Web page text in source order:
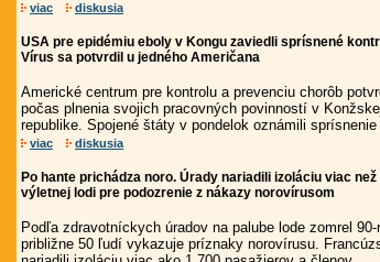
viac diskusia
USA pre epidémiu eboly v Kongu zaviedli sprísnené
Vírus sa potvrdil u jedného Američana
Americké centrum pre kontrolu a prevenciu chorôb
počas plnenia svojich pracovných povinností v
republike. Spojené štáty v pondelok oznámili sprísnenie
viac diskusia
Po hante prichádza noro. Úrady nariadili izoláciu viac než
výletnej lodi pre podozrenie z nákazy norovírusom
Podľa zdravotníckych úradov na palube lode zomrel
približne 50 ľudí vykazuje príznaky norovírusu.